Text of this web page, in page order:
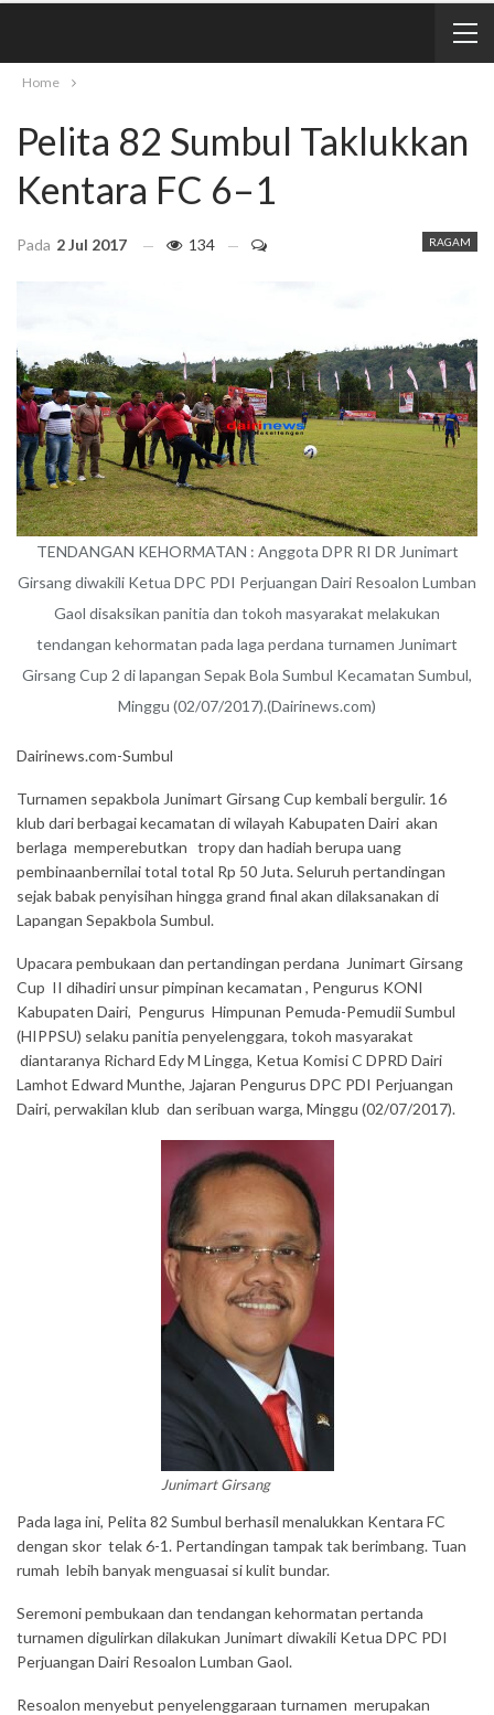
Home
Pelita 82 Sumbul Taklukkan
Kentara FC 6–1
RAGAM
Pada 2 Jul 2017 134
TENDANGAN KEHORMATAN : Anggota DPR RI DR Junimart
Girsang diwakili Ketua DPC PDI Perjuangan Dairi Resoalon Lumban
Gaol disaksikan panitia dan tokoh masyarakat melakukan
tendangan kehormatan pada laga perdana turnamen Junimart
Girsang Cup 2 di lapangan Sepak Bola Sumbul Kecamatan Sumbul,
Minggu (02/07/2017).(Dairinews.com)
Dairinews.com-Sumbul
Turnamen sepakbola Juni­mart Girsang Cup kembali bergulir. 16
klub dari berbagai kecamatan di wilayah Kabupaten Dairi akan
berlaga memperebutkan tropy dan hadiah berupa uang
pembinaanbernilai total total Rp 50 Juta. Seluruh pertandingan
sejak babak penyisihan hingga grand final akan dilaksanakan di
Lapangan Sepakbola Sumbul.
Upacara pembukaan dan pertandingan perdana Junimart Girsang
Cup II dihadiri unsur pimpinan kecamatan , Pengurus KONI
Kabupaten Dairi, Pengurus Himpunan Pemuda-Pemudii Sumbul
(HIPPSU) selaku panitia penyelenggara, tokoh masyarakat
diantaranya Richard Edy M Lingga, Ketua Komisi C DPRD Dairi
Lamhot Edward Munthe, Jajaran Pengurus DPC PDI Perjuangan
Dairi, perwakilan klub dan seribuan warga, Minggu (02/07/2017).
Junimart Girsang
Pada laga ini, Pelita 82 Sumbul berhasil menalukkan Kentara FC
dengan skor telak 6-1. Pertandingan tampak tak berimbang. Tuan
rumah lebih banyak menguasai si kulit bundar.
Seremoni pembukaan dan tendangan kehormatan pertanda
turnamen digulirkan dilakukan Junimart diwakili Ketua DPC PDI
Perjuangan Dairi Resoalon Lumban Gaol.
Resoalon menyebut penyelenggaraan turnamen merupakan